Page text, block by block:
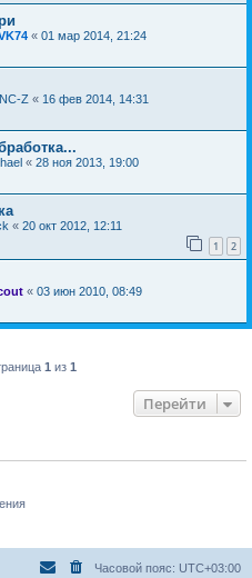
« 01 мар 2014, 21:24
Z « 16 фев 2014, 14:31
« 28 ноя 2013, 19:00
« 20 окт 2012, 12:11
1 2
« 03 июн 2010, 08:49
1 из 1
Перейти
Часовой пояс: UTC+03:00